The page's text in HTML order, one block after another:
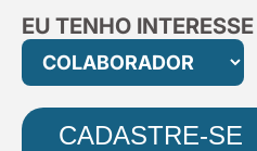
EU TENHO
CADASTRE-SE